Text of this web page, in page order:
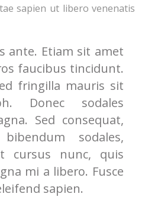
sapien ut libero venenatis
ante. Etiam sit amet
faucibus tincidunt.
fringilla mauris sit
Donec sodales
Sed consequat,
sodales,
cursus nunc, quis
mi a libero. Fusce
sapien.